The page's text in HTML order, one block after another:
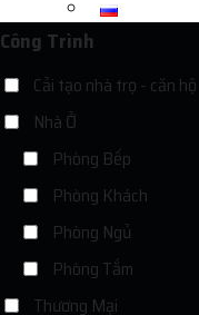
Công Trình
Cải tạo nhà trọ - căn hộ
Nhà Ở
Phòng Bếp
Phòng Khách
Phòng Ngủ
Phòng Tắm
Thương Mại